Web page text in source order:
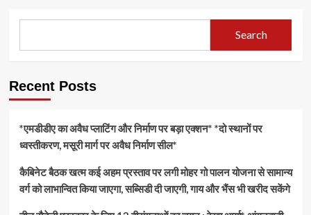
Search
Recent Posts
*एमडीडीए का अवैध प्लाटिंग और निर्माण पर बड़ा एक्शन* *दो स्थानों पर
ध्वस्तीकरण, मसूरी मार्ग पर अवैध निर्माण सील*
कैबिनेट बैठक खत्म कई अहम प्रस्ताव पर लगी मोहर गो पालन योजना से सामान्य
वर्ग को लाभान्वित किया जाएगा, सब्सिडी दी जाएगी, गाय और भैंस भी खरीद सकेंगे